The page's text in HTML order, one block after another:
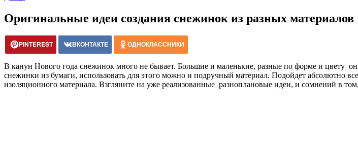
Оригинальные идеи создания снежинок из разных материалов
PINTEREST ВКОНТАКТЕ ОДНОКЛАССНИКИ
В канун Нового года снежинок много не бывает. Большие и маленькие, разные по форме и цвету
снежинки из бумаги, использовать для этого можно и подручный материал. Подойдет абсолютно
изоляционного материала. Взгляните на уже реализованные разноплановые идеи, и сомнений в